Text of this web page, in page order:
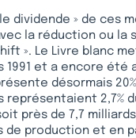
dividende » de ces
la réduction ou la
». Le Livre blanc
et a encore été
désormais
2,7%
près de 7,7
production et en